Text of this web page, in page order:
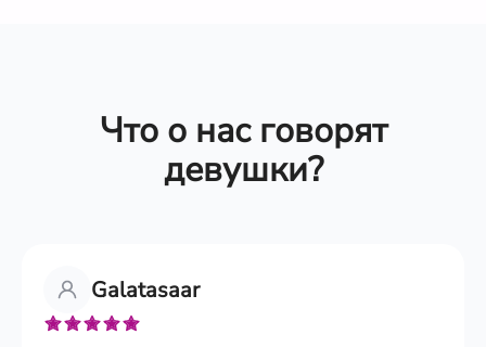
Что о нас говорят
девушки?
Galatasaar